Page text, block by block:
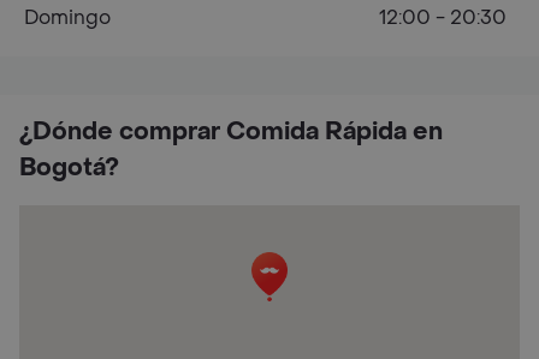
¿Dónde comprar Comida Rápida en
Bogotá?
Domingo
12:00 - 20:30